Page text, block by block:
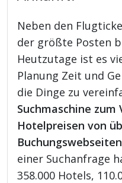
Neben den
der größte Posten
Heutzutage ist es
Planung Zeit und
die Dinge zu
Suchmaschine zum
Hotelpreisen von
Buchungswebseiten
einer Suchanfrage
358.000 Hotels,